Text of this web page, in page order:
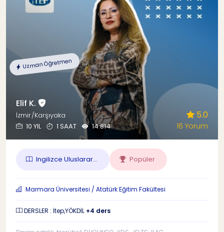
Uzman Öğretmen
Elif K.
İzmir/Karşıyaka
10 YIL
1 SAAT 14.814
5.0
16 Yorum
Ingilizce Uluslarar... Popüler
Marmara Üniversitesi / Atatürk Eğitim Fakültesi
DERSLER : İtep,YÖKDİL +4 ders